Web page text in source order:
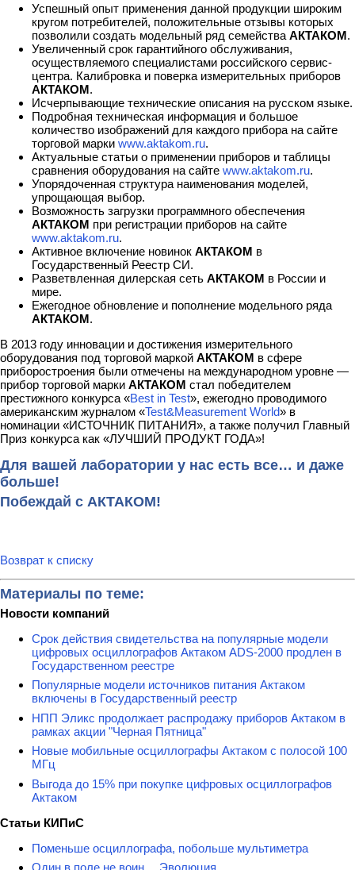
Успешный опыт применения данной продукции широким
кругом потребителей, положительные отзывы которых
позволили создать модельный ряд семейства АКТАКОМ.
Увеличенный срок гарантийного обслуживания,
осуществляемого специалистами российского сервис-
центра. Калибровка и поверка измерительных приборов
АКТАКОМ.
Исчерпывающие технические описания на русском языке.
Подробная техническая информация и большое
количество изображений для каждого прибора на сайте
торговой марки www.aktakom.ru.
Актуальные статьи о применении приборов и таблицы
сравнения оборудования на сайте www.aktakom.ru.
Упорядоченная структура наименования моделей,
упрощающая выбор.
Возможность загрузки программного обеспечения
АКТАКОМ при регистрации приборов на сайте
www.aktakom.ru.
Активное включение новинок АКТАКОМ в
Государственный Реестр СИ.
Разветвленная дилерская сеть АКТАКОМ в России и
мире.
Ежегодное обновление и пополнение модельного ряда
АКТАКОМ.
В 2013 году инновации и достижения измерительного
оборудования под торговой маркой АКТАКОМ в сфере
приборостроения были отмечены на международном уровне —
прибор торговой марки АКТАКОМ стал победителем
престижного конкурса «Best in Test», ежегодно проводимого
американским журналом «Test&Measurement World» в
номинации «ИСТОЧНИК ПИТАНИЯ», а также получил Главный
Приз конкурса как «ЛУЧШИЙ ПРОДУКТ ГОДА»!
Для вашей лаборатории у нас есть все… и даже
больше!
Побеждай с АКТАКОМ!
Возврат к списку
Материалы по теме:
Новости компаний
Срок действия свидетельства на популярные модели
цифровых осциллографов Актаком ADS-2000 продлен в
Государственном реестре
Популярные модели источников питания Актаком
включены в Государственный реестр
НПП Эликс продолжает распродажу приборов Актаком в
рамках акции "Черная Пятница"
Новые мобильные осциллографы Актаком с полосой 100
МГц
Выгода до 15% при покупке цифровых осциллографов
Актаком
Статьи КИПиС
Поменьше осциллографа, побольше мультиметра
Один в поле не воин… Эволюция